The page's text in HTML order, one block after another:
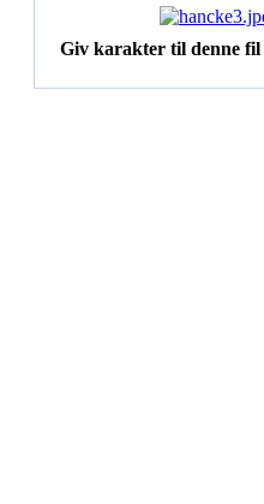
Giv karakter til denne fil